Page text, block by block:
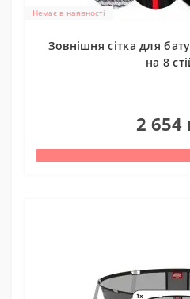
Немає в наявності
Зовнішня сітка для
на 8
2 654